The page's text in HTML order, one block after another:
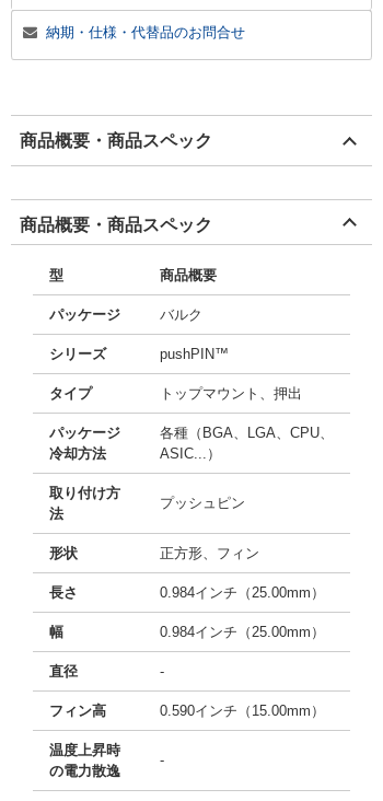
納期・仕様・代替品のお問合せ
商品概要・商品スペック
商品概要・商品スペック
型 商品概要
パッケージ バルク
シリーズ pushPIN™
タイプ トップマウント、押出
パッケージ
冷却方法
各種（BGA、LGA、CPU、
ASIC...）
取り付け方
法
プッシュピン
形状 正方形、フィン
長さ 0.984インチ（25.00mm）
幅 0.984インチ（25.00mm）
直径 -
フィン高 0.590インチ（15.00mm）
温度上昇時
の電力散逸
-